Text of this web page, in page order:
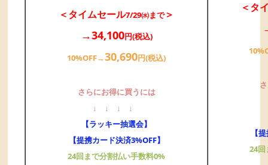
＜タイムセール7/29㈬まで＞
→34,100円(税込)
10%OFF→30,690円(税込)
さらにお得に買うには
↓
↓ ↓
↓
【ラッキー抽選会】
【提携カード決済3%OFF】
24回まで分割払い手数料0%
＜タ
【
24回